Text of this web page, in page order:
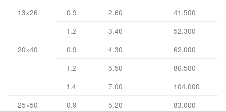
13×26 0.9 2.60
41.500
1.2
3.40
52.300
20×40
0.9 4.30
62.000
1.2
5.50
86.500
1.4
7.00
104.000
25×50
0.9 5.20
83.000